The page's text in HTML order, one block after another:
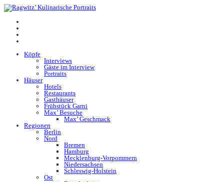
Köpfe
Interviews
Gäste im Interview
Portraits
Häuser
Hotels
Restaurants
Gasthäuser
Frühstück Garni
Max’ Besuche
Max’ Geschmack
Regionen
Berlin
Nord
Bremen
Hamburg
Mecklenburg-Vorpommern
Niedersachsen
Schleswig-Holstein
Ost